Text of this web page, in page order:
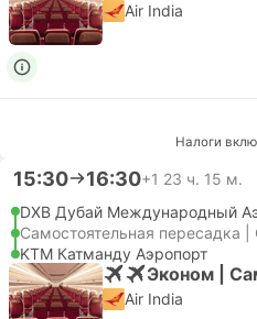
Air India
Налоги
15:30 16:30+1 23 ч. 15 м.
DXB Дубай Международный
Самостоятельная пересадка
KTM Катманду Аэропорт
Эконом |
Air India